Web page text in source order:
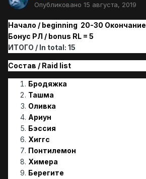
Опубликовано 15 августа, 2019
Начало / beginning 20-30
Бонус РЛ / bonus RL = 5
ИТОГО / In total: 15
Состав / Raid list
Бродяжка
Ташма
Оливка
Ариун
Бэссия
Хиггс
Понтилемон
Химера
Берегите